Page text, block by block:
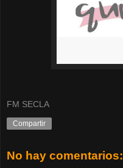
FM SECLA
Compartir
No hay comentarios: